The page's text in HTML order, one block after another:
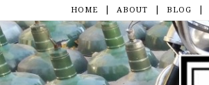
HOME ABOUT BLOG